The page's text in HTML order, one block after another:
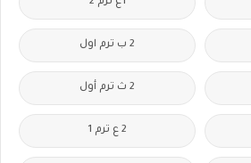
2 ب ترم اول
2 ث ترم أول
2 ع ترم 1